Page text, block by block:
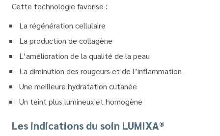
Cette technologie favorise :
La régénération cellulaire
La production de collagène
L’amélioration de la qualité de la peau
La diminution des rougeurs et de l’inflammation
Une meilleure hydratation cutanée
Un teint plus lumineux et homogène
Les indications du soin LUMIXA®